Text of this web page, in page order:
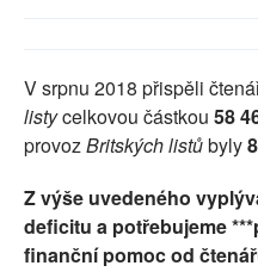
SOCIÁLNÍ SÍTĚ
PLNÁ VERZE STRÁNEK
V srpnu 2018 přispěli
listycelkovou částkou 58
provozBritských listůbyly
Z výše uvedeného
deficitu a potřebujeme
finanční pomoc od